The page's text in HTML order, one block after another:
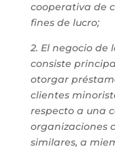
cooperativa de
fines de lucro;
2. El negocio de
consiste
otorgar
clientes
respecto a una
organizaciones
similares, a